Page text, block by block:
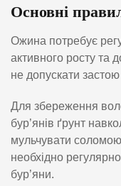
Основні
Ожина потребує
активного росту та
не допускати
Для збереження
бур’янів ґрунт
мульчувати
необхідно
бур’яни.